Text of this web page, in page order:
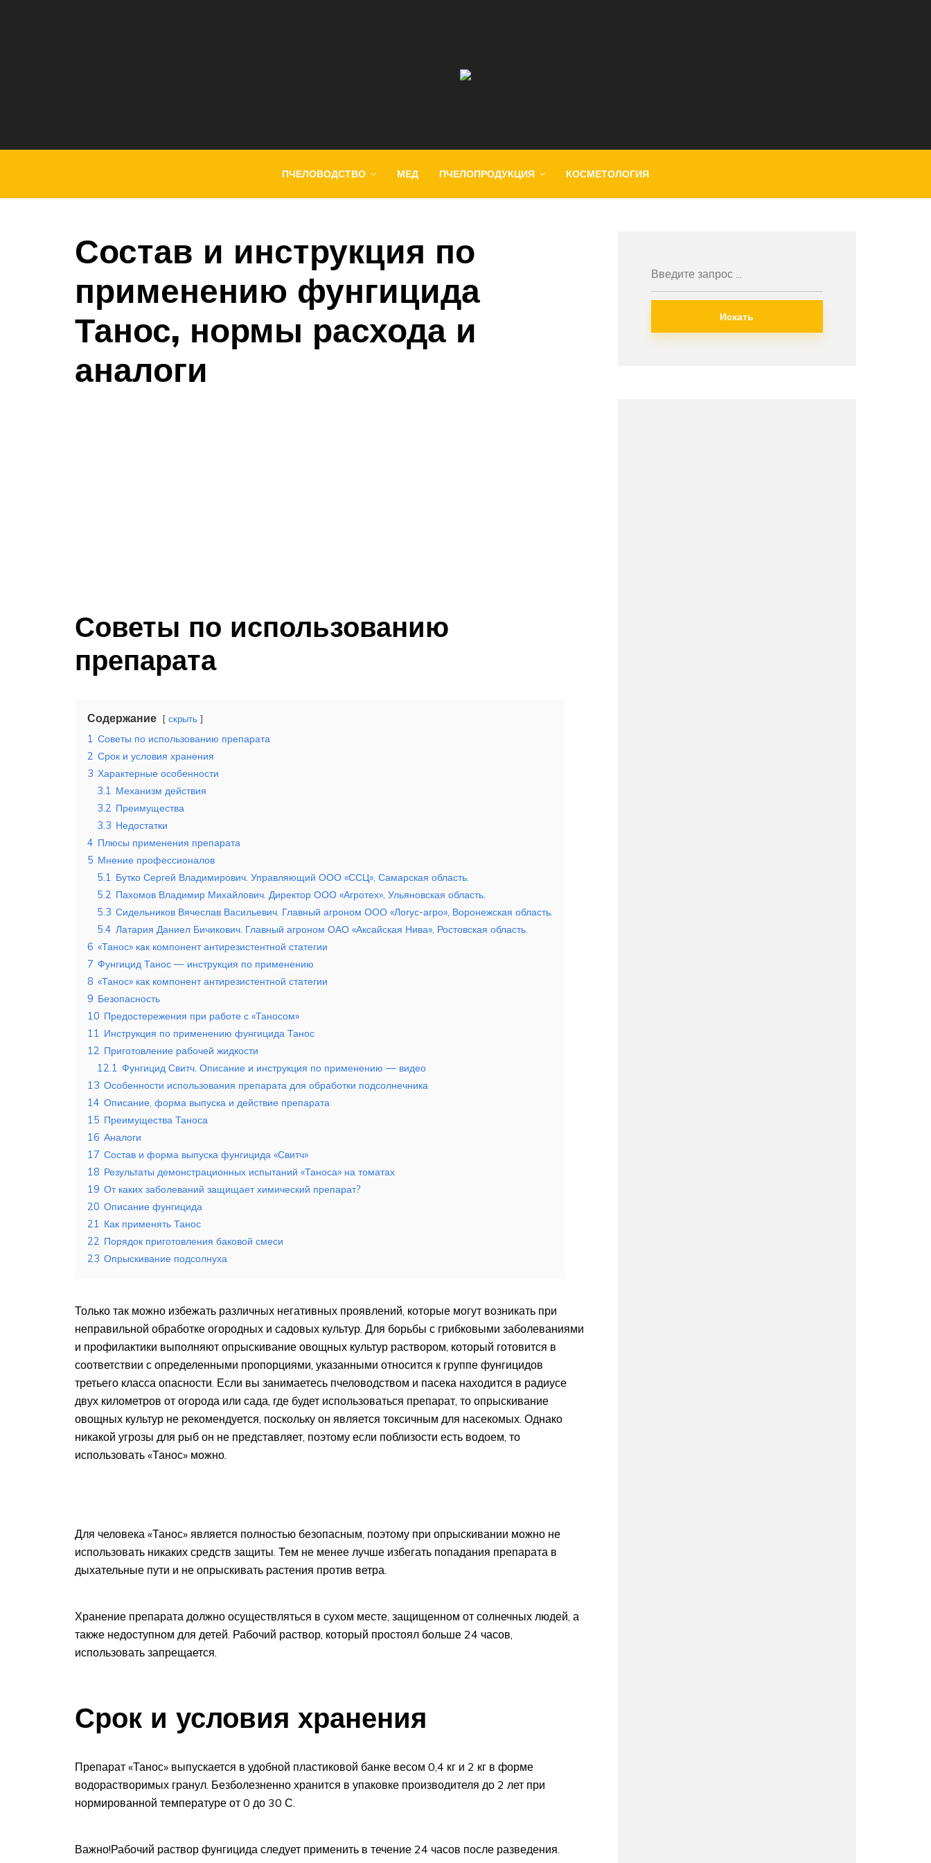
ПЧЕЛОВОДСТВО МЕД ПЧЕЛОПРОДУКЦИЯ КОСМЕТОЛОГИЯ
Состав и инструкция по
применению фунгицида
Танос, нормы расхода и
аналоги
Советы по использованию
препарата
Содержание скрыть
1 Советы по использованию препарата
2 Срок и условия хранения
3 Характерные особенности
3.1 Механизм действия
3.2 Преимущества
3.3 Недостатки
4 Плюсы применения препарата
5 Мнение профессионалов
5.1 Бутко Сергей Владимирович. Управляющий ООО «ССЦ», Самарская область.
5.2 Пахомов Владимир Михайлович. Директор ООО «Агротех», Ульяновская область.
5.3 Сидельников Вячеслав Васильевич. Главный агроном ООО «Логус-агро», Воронежская область.
5.4 Латария Даниел Бичикович. Главный агроном ОАО «Аксайская Нива», Ростовская область.
6 «Танос» как компонент антирезистентной статегии
7 Фунгицид Танос — инструкция по применению
8 «Танос» как компонент антирезистентной статегии
9 Безопасность
10 Предостережения при работе с «Таносом»
11 Инструкция по применению фунгицида Танос
12 Приготовление рабочей жидкости
12.1 Фунгицид Свитч. Описание и инструкция по применению — видео
13 Особенности использования препарата для обработки подсолнечника
14 Описание, форма выпуска и действие препарата
15 Преимущества Таноса
16 Аналоги
17 Состав и форма выпуска фунгицида «Свитч»
18 Результаты демонстрационных испытаний «Таноса» на томатах
19 От каких заболеваний защищает химический препарат?
20 Описание фунгицида
21 Как применять Танос
22 Порядок приготовления баковой смеси
23 Опрыскивание подсолнуха
Только так можно избежать различных негативных проявлений, которые могут возникать при
неправильной обработке огородных и садовых культур. Для борьбы с грибковыми заболеваниями
и профилактики выполняют опрыскивание овощных культур раствором, который готовится в
соответствии с определенными пропорциями, указанными относится к группе фунгицидов
третьего класса опасности. Если вы занимаетесь пчеловодством и пасека находится в радиусе
двух километров от огорода или сада, где будет использоваться препарат, то опрыскивание
овощных культур не рекомендуется, поскольку он является токсичным для насекомых. Однако
никакой угрозы для рыб он не представляет, поэтому если поблизости есть водоем, то
использовать «Танос» можно.
Для человека «Танос» является полностью безопасным, поэтому при опрыскивании можно не
использовать никаких средств защиты. Тем не менее лучше избегать попадания препарата в
дыхательные пути и не опрыскивать растения против ветра.
Хранение препарата должно осуществляться в сухом месте, защищенном от солнечных людей, а
также недоступном для детей. Рабочий раствор, который простоял больше 24 часов,
использовать запрещается.
Срок и условия хранения
Препарат «Танос» выпускается в удобной пластиковой банке весом 0,4 кг и 2 кг в форме
водорастворимых гранул. Безболезненно хранится в упаковке производителя до 2 лет при
нормированной температуре от 0 до 30 С.
Важно!Рабочий раствор фунгицида следует применить в течение 24 часов после разведения.
Искать